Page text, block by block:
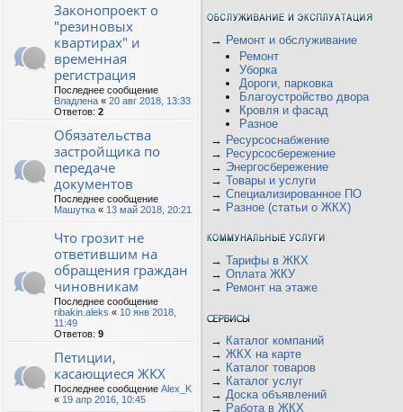
Законопроект о
"резиновых
квартирах" и
временная
регистрация
Последнее сообщение
Владлена « 20 авг 2018, 13:33
Ответов: 2
Обязательства
застройщика по
передаче
документов
Последнее сообщение
Машутка « 13 май 2018, 20:21
Что грозит не
ответившим на
обращения граждан
чиновникам
Последнее сообщение
ribakin.aleks « 10 янв 2018,
11:49
Ответов: 9
Петиции,
касающиеся ЖКХ
Последнее сообщение Alex_K
« 19 апр 2016, 10:45
→ Ремонт и обслуживание
Ремонт
Уборка
Дороги, парковка
Благоустройство двора
Кровля и фасад
Разное
→ Ресурсоснабжение
→ Ресурсосбережение
→ Энергосбережение
→ Товары и услуги
→ Специализированное ПО
→ Разное (статьи о ЖКХ)
→ Тарифы в ЖКХ
→ Оплата ЖКУ
→ Ремонт на этаже
→ Каталог компаний
→ ЖКХ на карте
→ Каталог товаров
→ Каталог услуг
→ Доска объявлений
→ Работа в ЖКХ